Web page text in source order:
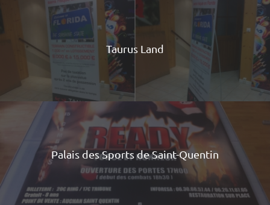
Taurus Land
Palais des Sports de Saint-Quentin